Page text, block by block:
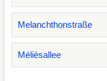
Melanchthonstraße
Mélièsallee